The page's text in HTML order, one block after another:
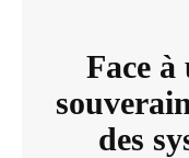
Face à
des